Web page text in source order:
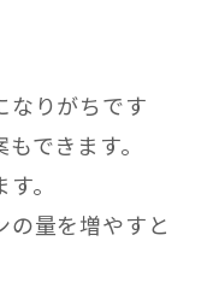
なりがちです
できます。
。
の量を増やすと